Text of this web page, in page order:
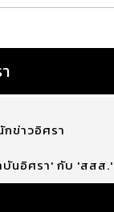
กข่าวอิศรา
บันอิศรา' กับ 'สสส.'